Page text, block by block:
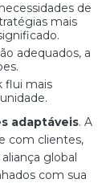
de
mais
adequados, a
flui mais
adaptáveis. A
com clientes,
global
com sua